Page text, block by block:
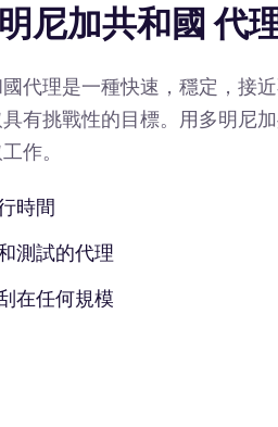
尼加共和國 代
代理是一種快速，穩定，接
有挑戰性的目標。用多明尼
作。
時間
測試的代理
在任何規模